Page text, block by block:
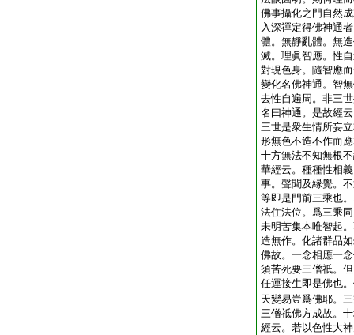
佛事攝化之門自然
入深禪定得佛神通
體。無靜亂體。無
滅。理眞智應。性
對現色身。隨智應
變化名佛神通。智
去性自遍周。非三
名曰神通。是故經
三世是衆生情所妄
形無色不造不作而
十方無法不知無根
華經云。種種性相
事。聲聞及縁覺。
等即是門前三乘也
法住法位。爲三乘
未明苦集本唯智起
造無作。化諸群品
佛故。一念相應一
須苦死要三僧祇。
任運接生即是佛也
天變易豈爲佛耶。
三僧祗佛方成故。
經云。若以色性大